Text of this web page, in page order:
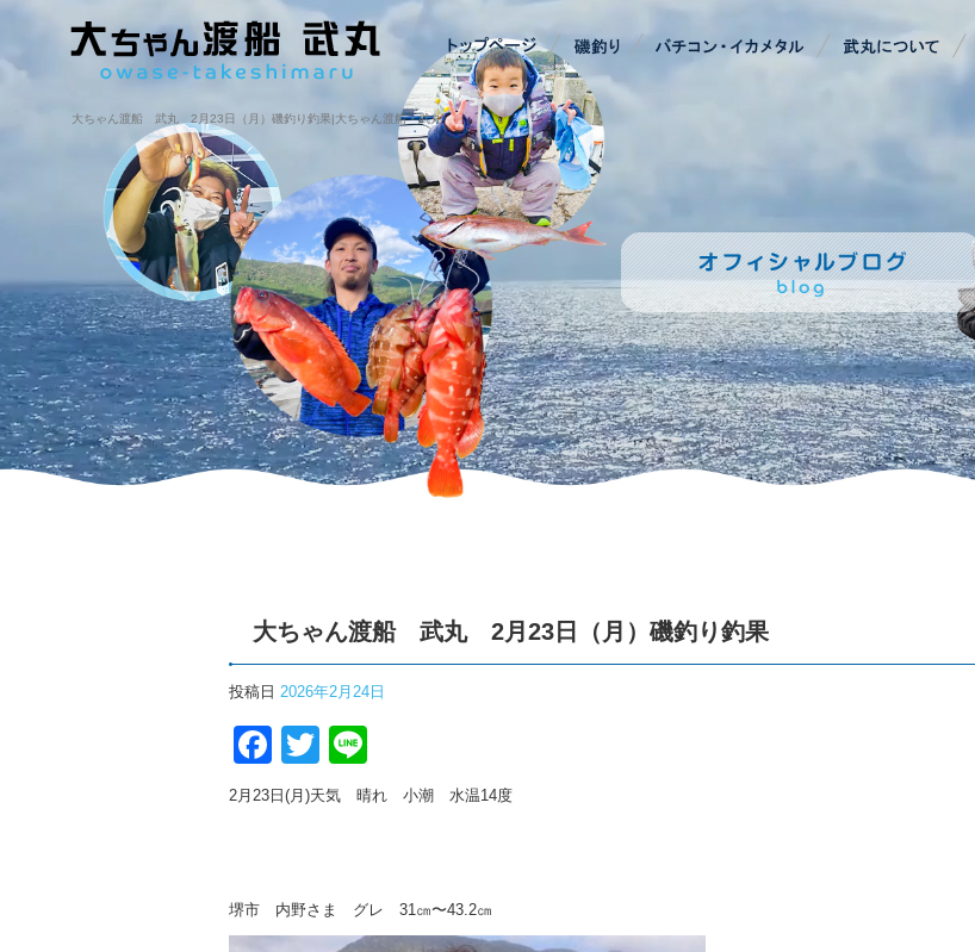
大ちゃん渡船 武丸 2月23日（月）磯釣り釣果|大ちゃん渡船・武丸
大ちゃん渡船 武丸 2月23日（月）磯釣り釣果
投稿日 2026年2月24日
Facebook
Twitter
2月23日(月)天気 晴れ 小潮 水温14度
堺市 内野さま グレ 31㎝〜43.2㎝